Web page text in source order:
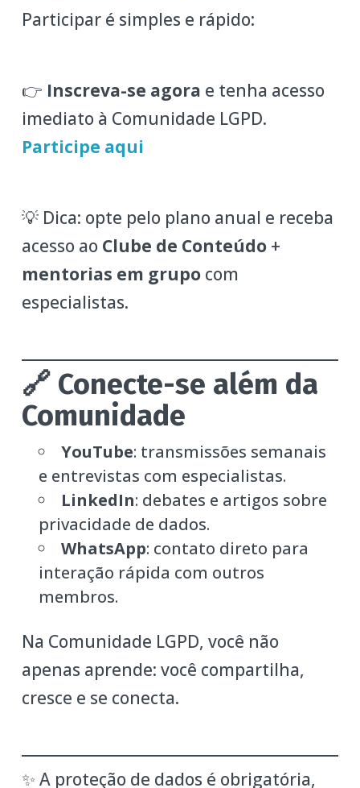
Participar é simples e rápido:
👉 Inscreva-se agora e tenha acesso
imediato à Comunidade LGPD.
Participe aqui
💡 Dica: opte pelo plano anual e receba
acesso ao Clube de Conteúdo+
mentorias em grupocom
especialistas.
🔗 Conecte-se além da
Comunidade
YouTube: transmissões semanais
e entrevistas com especialistas.
LinkedIn: debates e artigos sobre
privacidade de dados.
WhatsApp: contato direto para
interação rápida com outros
membros.
Na Comunidade LGPD, você não
apenas aprende: você compartilha,
cresce e se conecta.
✨ A proteção de dados é obrigatória,